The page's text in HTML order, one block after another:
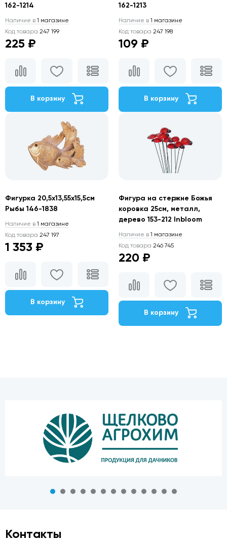
162-1214
Наличие в 1 магазине
Код товара 247 199
225 ₽
В корзину
162-1213
Наличие в 1 магазине
Код товара 247 198
109 ₽
В корзину
Фигурка 20,5х13,55х15,5см
Рыбы 146-1838
Наличие в 1 магазине
Код товара 247 197
1 353 ₽
В корзину
Фигура на стержне Божья
коровка 25см, металл,
дерево 153-212 Inbloom
Наличие в 1 магазине
Код товара 246 745
220 ₽
В корзину
Контакты